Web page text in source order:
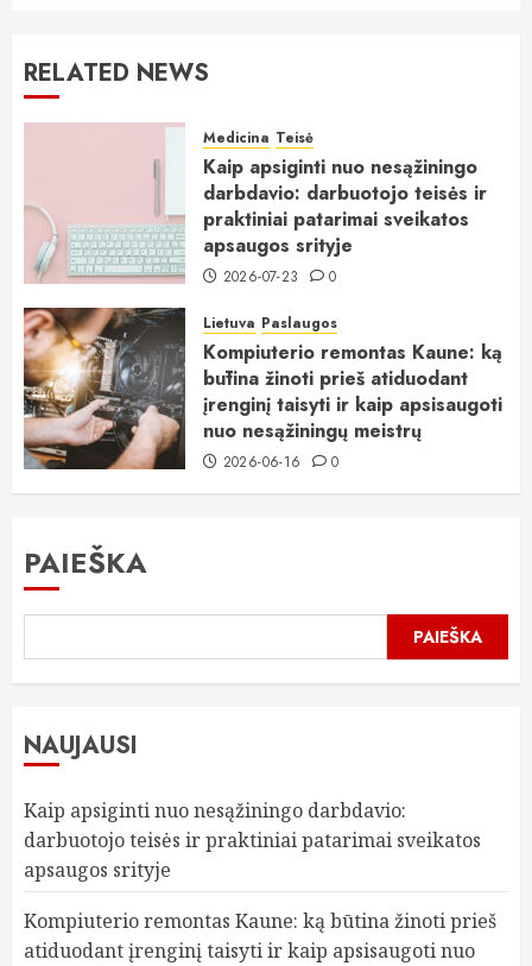
RELATED NEWS
Medicina Teisė
Kaip apsiginti nuo nesąžiningo
darbdavio: darbuotojo teisės ir
praktiniai patarimai sveikatos
apsaugos srityje
2026-07-23 0
Lietuva Paslaugos
Kompiuterio remontas Kaune: ką
būtina žinoti prieš atiduodant
įrenginį taisyti ir kaip apsisaugoti
nuo nesąžiningų meistrų
2026-06-16 0
PAIEŠKA
PAIEŠKA
NAUJAUSI
Kaip apsiginti nuo nesąžiningo darbdavio:
darbuotojo teisės ir praktiniai patarimai sveikatos
apsaugos srityje
Kompiuterio remontas Kaune: ką būtina žinoti prieš
atiduodant įrenginį taisyti ir kaip apsisaugoti nuo